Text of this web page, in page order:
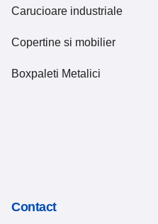
Carucioare industriale
Copertine si mobilier
Boxpaleti Metalici
Contact